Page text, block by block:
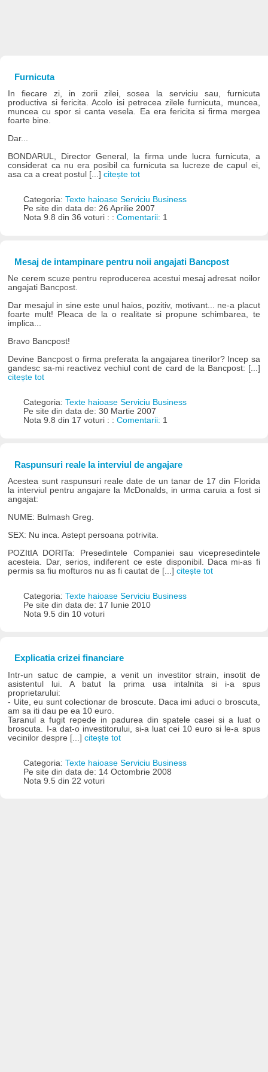
Furnicuta
In fiecare zi, in zorii zilei, sosea la serviciu sau, furnicuta
productiva si fericita. Acolo isi petrecea zilele furnicuta, muncea,
muncea cu spor si canta vesela. Ea era fericita si firma mergea
foarte bine.
Dar...
BONDARUL, Director General, la firma unde lucra furnicuta, a
considerat ca nu era posibil ca furnicuta sa lucreze de capul ei,
asa ca a creat postul [...]citește tot
Categoria: Texte haioase Serviciu Business
Pe site din data de: 26 Aprilie 2007
Nota 9.8 din 36 voturi : : Comentarii: 1
Mesaj de intampinare pentru noii angajati Bancpost
Ne cerem scuze pentru reproducerea acestui mesaj adresat noilor
angajati Bancpost.
Dar mesajul in sine este unul haios, pozitiv, motivant... ne-a placut
foarte mult! Pleaca de la o realitate si propune schimbarea, te
implica...
Bravo Bancpost!
Devine Bancpost o firma preferata la angajarea tinerilor? Incep sa
gandesc sa-mi reactivez vechiul cont de card de la Bancpost: [...]
citește tot
Categoria: Texte haioase Serviciu Business
Pe site din data de: 30 Martie 2007
Nota 9.8 din 17 voturi : : Comentarii: 1
Raspunsuri reale la interviul de angajare
Acestea sunt raspunsuri reale date de un tanar de 17 din Florida
la interviul pentru angajare la McDonalds, in urma caruia a fost si
angajat:
NUME: Bulmash Greg.
SEX: Nu inca. Astept persoana potrivita.
POZItIA DORITa: Presedintele Companiei sau vicepresedintele
acesteia. Dar, serios, indiferent ce este disponibil. Daca mi-as fi
permis sa fiu mofturos nu as fi cautat de [...]citește tot
Categoria: Texte haioase Serviciu Business
Pe site din data de: 17 Iunie 2010
Nota 9.5 din 10 voturi
Explicatia crizei financiare
Intr-un satuc de campie, a venit un investitor strain, insotit de
asistentul lui. A batut la prima usa intalnita si i-a spus
proprietarului:
- Uite, eu sunt colectionar de broscute. Daca imi aduci o broscuta,
am sa iti dau pe ea 10 euro.
Taranul a fugit repede in padurea din spatele casei si a luat o
broscuta. I-a dat-o investitorului, si-a luat cei 10 euro si le-a spus
vecinilor despre [...]citește tot
Categoria: Texte haioase Serviciu Business
Pe site din data de: 14 Octombrie 2008
Nota 9.5 din 22 voturi